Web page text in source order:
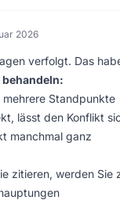
2026
verfolgt. Das
Standpunkte
lässt den Konflikt
manchmal ganz
zitieren, werden Sie